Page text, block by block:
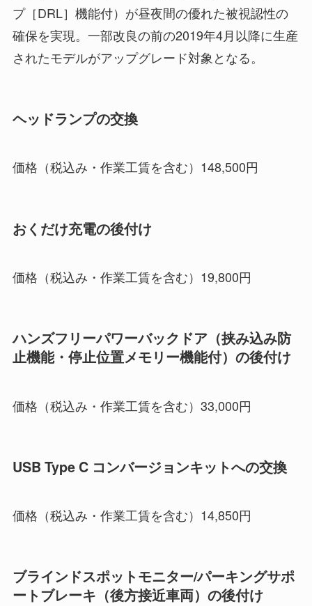
プ［DRL］機能付）が昼夜間の優れた被視認性の
確保を実現。一部改良の前の2019年4月以降に生産
されたモデルがアップグレード対象となる。
ヘッドランプの交換
価格（税込み・作業工賃を含む）148,500円
おくだけ充電の後付け
価格（税込み・作業工賃を含む）19,800円
ハンズフリーパワーバックドア（挟み込み防
止機能・停止位置メモリー機能付）の後付け
価格（税込み・作業工賃を含む）33,000円
USB Type C コンバージョンキットへの交換
価格（税込み・作業工賃を含む）14,850円
ブラインドスポットモニター/パーキングサポ
ートブレーキ（後方接近車両）の後付け